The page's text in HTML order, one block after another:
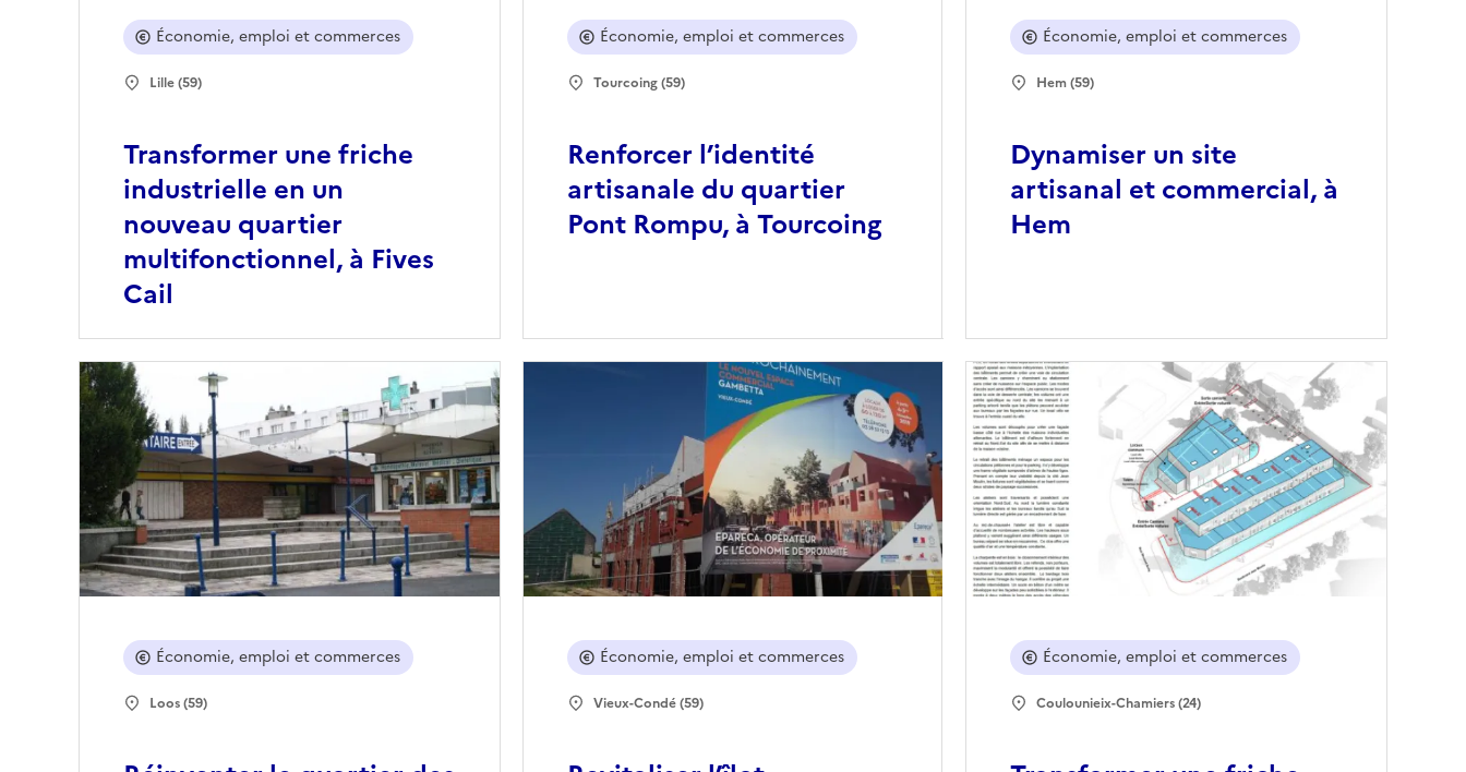
Transformer une friche
industrielle en un
nouveau quartier
multifonctionnel, à Fives
Cail
Économie, emploi et commerces
Lille (59)
Renforcer l’identité
artisanale du quartier
Pont Rompu, à Tourcoing
Économie, emploi et commerces
Tourcoing (59)
Dynamiser un site
artisanal et commercial, à
Hem
Économie, emploi et commerces
Hem (59)
Économie, emploi et commerces
Loos (59)
Économie, emploi et commerces
Vieux-Condé (59)
Économie, emploi et commerces
Coulounieix-Chamiers (24)